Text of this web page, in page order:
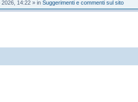
2026, 14:22 » in Suggerimenti e commenti sul sito